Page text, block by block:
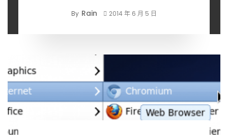
By Rain 2014 年 6 月 5 日